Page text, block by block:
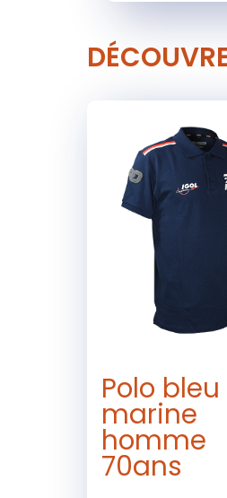
Polo bleu
marine
homme
70ans